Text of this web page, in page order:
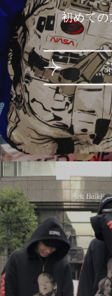
初めての